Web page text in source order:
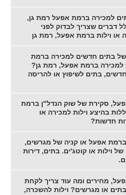
למכירה ברמת אפעל רמת גן,
דברים שצריך לבדוק לפני
או וילות ברמת אפעל, רמת גן
של בתים חדשים למכירה ברמת
למכירה ברמת אפעל, רמת גן?
בתים לשיפוץ או להריסה
סקירת של שוק הנדל"ן ברמת
בהיצע וילות למכירה או
חדשות?
אפעל או קניה של מגרשים,
וילות או קוטג'ים. בתים, דירות
מחירים ומה עוד צריך לקחת
או מגרשים? וילות להשכרה,